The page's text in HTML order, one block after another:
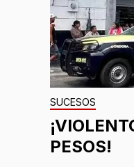
SUCESOS
PESOS!